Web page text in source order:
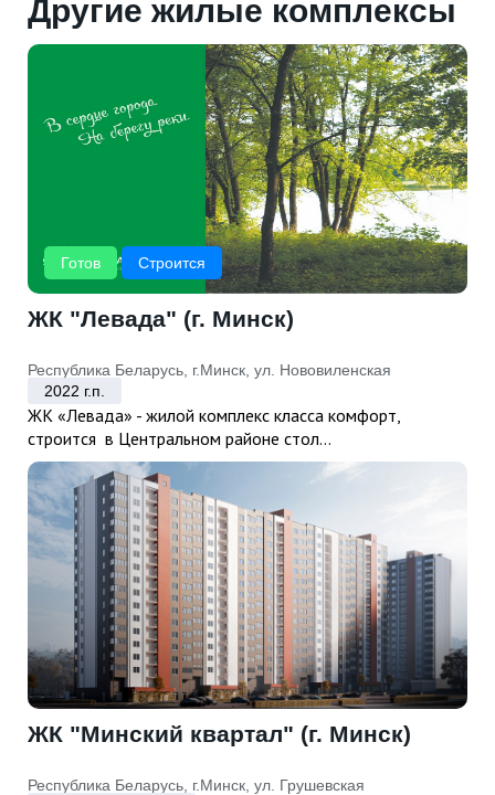
Другие жилые комплексы
Готов Строится
ЖК "Левада" (г. Минск)
Республика Беларусь, г.Минск, ул. Нововиленская
2022 г.п.
ЖК «Левада» - жилой комплекс класса комфорт,
строится в Центральном районе стол...
ЖК "Минский квартал" (г. Минск)
Республика Беларусь, г.Минск, ул. Грушевская